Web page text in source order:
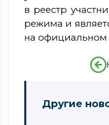
в реестр
режима и
на официальном
Другие